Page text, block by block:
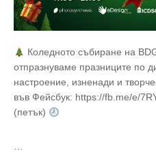
Коледното събиране на
отпразнуваме празниците по
настроение, изненади и
във Фейсбук: https://fb.me/e/
(петък)
…